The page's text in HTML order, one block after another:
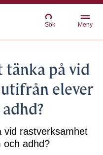
Sök Meny
tänka på vid
elever
vid rastverksamhet
och adhd?